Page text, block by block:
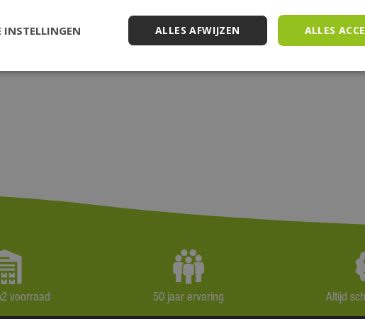
voorraad 50 jaar ervaring Altijd
ALLES
ALLES AFWIJZEN
INSTELLINGEN